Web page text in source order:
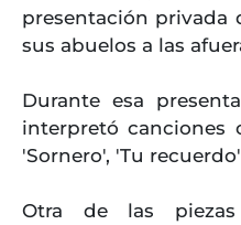
presentación privada
sus abuelos a las
Durante esa
interpretó canciones
'Sornero', 'Tu
Otra de las